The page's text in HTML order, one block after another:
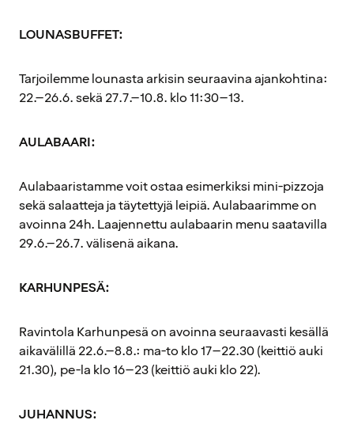
LOUNASBUFFET:
Tarjoilemme lounasta arkisin seuraavina ajankohtina:
22.–26.6. sekä 27.7.–10.8. klo 11:30–13.
AULABAARI:
Aulabaaristamme voit ostaa esimerkiksi mini-pizzoja
sekä salaatteja ja täytettyjä leipiä. Aulabaarimme on
avoinna 24h. Laajennettu aulabaarin menu saatavilla
29.6.–26.7. välisenä aikana.
KARHUNPESÄ:
Ravintola Karhunpesä on avoinna seuraavasti kesällä
aikavälillä 22.6.–8.8.: ma-to klo 17–22.30 (keittiö auki
21.30), pe-la klo 16–23 (keittiö auki klo 22).
JUHANNUS: